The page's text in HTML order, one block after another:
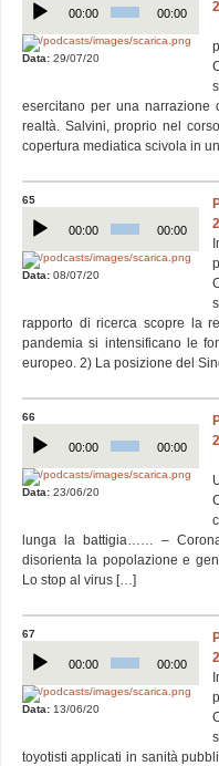
Player
00:00 00:00
Data: 29/07/20
esercitano per una
realtà. Salvini, proprio nel
copertura mediatica scivola in
65
Player
00:00 00:00
Data: 08/07/20
rapporto di ricerca scopre la
pandemia si intensificano le
europeo. 2) La posizione del
66
Player
00:00 00:00
Data: 23/06/20
lunga la battigia…… –
disorienta la popolazione e
Lo stop al virus […]
67
Player
00:00 00:00
Data: 13/06/20
toyotisti applicati in sanità